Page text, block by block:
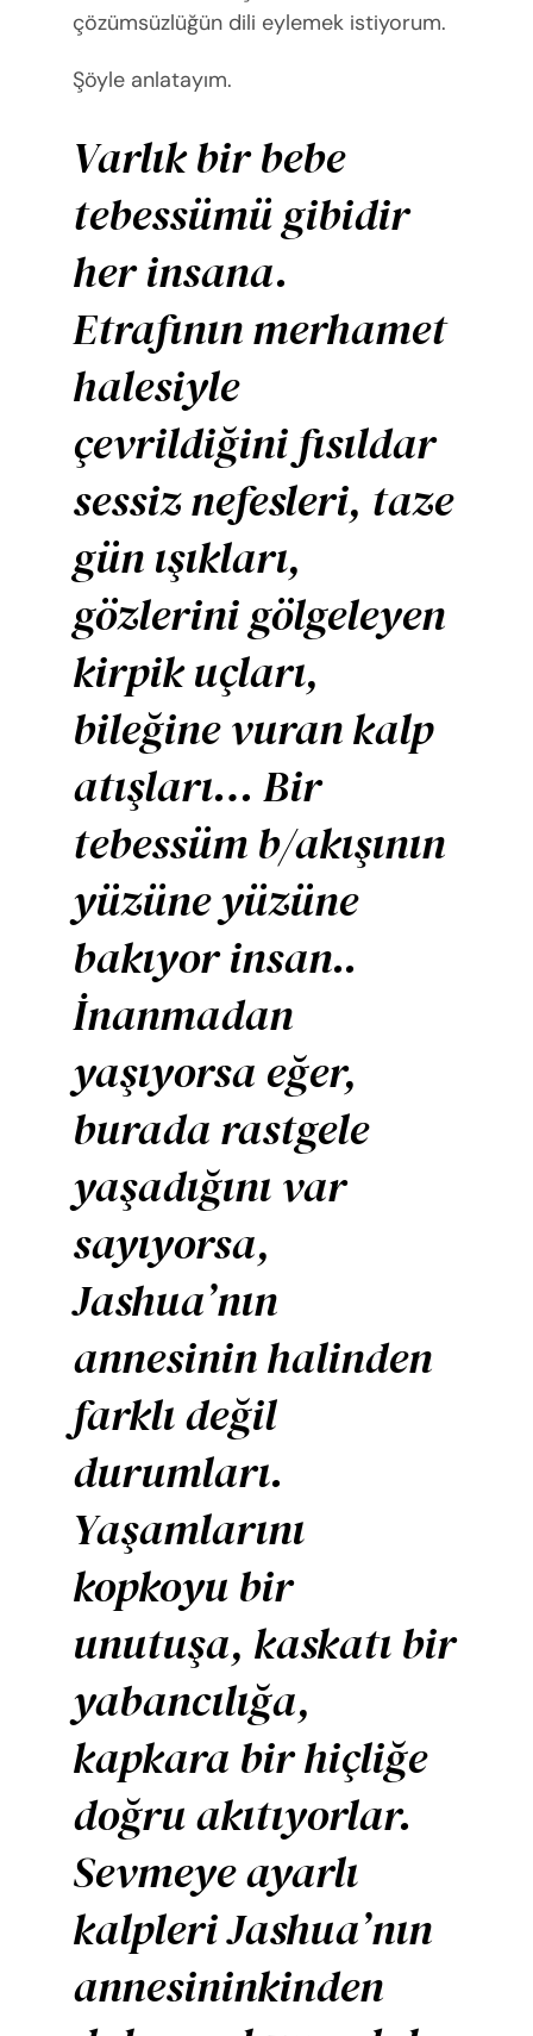
çözümsüzlüğün dili eylemek istiyorum.
Şöyle anlatayım.
Varlık bir bebe
tebessümü gibidir
her insana.
Etrafının merhamet
halesiyle
çevrildiğini fısıldar
sessiz nefesleri, taze
gün ışıkları,
gözlerini gölgeleyen
kirpik uçları,
bileğine vuran kalp
atışları… Bir
tebessüm b/akışının
yüzüne yüzüne
bakıyor insan..
İnanmadan
yaşıyorsa eğer,
burada rastgele
yaşadığını var
sayıyorsa,
Jashua’nın
annesinin halinden
farklı değil
durumları.
Yaşamlarını
kopkoyu bir
unutuşa, kaskatı bir
yabancılığa,
kapkara bir hiçliğe
doğru akıtıyorlar.
Sevmeye ayarlı
kalpleri Jashua’nın
annesininkinden